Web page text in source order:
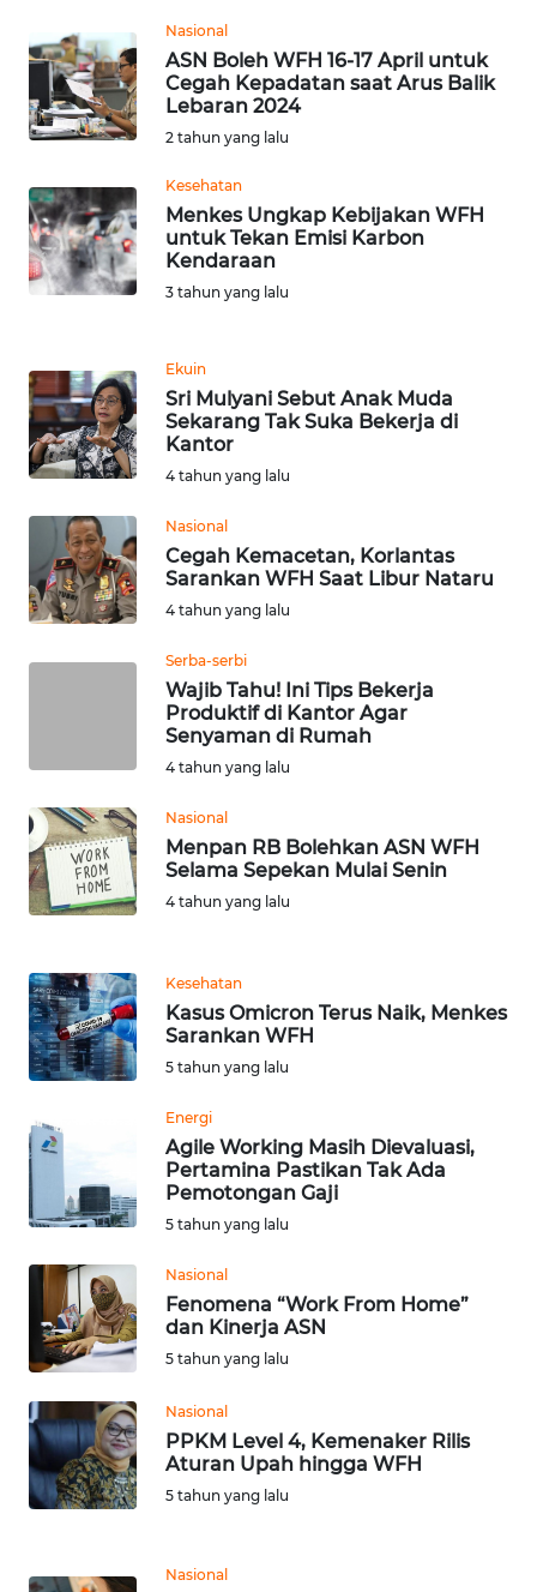
Nasional
ASN Boleh WFH 16-17 April untuk
Cegah Kepadatan saat Arus Balik
Lebaran 2024
2 tahun yang lalu
Kesehatan
Menkes Ungkap Kebijakan WFH
untuk Tekan Emisi Karbon
Kendaraan
3 tahun yang lalu
Ekuin
Sri Mulyani Sebut Anak Muda
Sekarang Tak Suka Bekerja di
Kantor
4 tahun yang lalu
Nasional
Cegah Kemacetan, Korlantas
Sarankan WFH Saat Libur Nataru
4 tahun yang lalu
Serba-serbi
Wajib Tahu! Ini Tips Bekerja
Produktif di Kantor Agar
Senyaman di Rumah
4 tahun yang lalu
Nasional
Menpan RB Bolehkan ASN WFH
Selama Sepekan Mulai Senin
4 tahun yang lalu
Kesehatan
Kasus Omicron Terus Naik, Menkes
Sarankan WFH
5 tahun yang lalu
Energi
Agile Working Masih Dievaluasi,
Pertamina Pastikan Tak Ada
Pemotongan Gaji
5 tahun yang lalu
Nasional
Fenomena “Work From Home”
dan Kinerja ASN
5 tahun yang lalu
Nasional
PPKM Level 4, Kemenaker Rilis
Aturan Upah hingga WFH
5 tahun yang lalu
Nasional
INFO
IKLAN
TENTANG
PEDOMAN
MEDIA
SIBER
KARIR
DISCLAIMER
Wahana
Regional
SUMUT
WN
JABAR
WN
WN
NTT
WN
PAPUA
WN
PAPUA
BARAT
WN
RIAU
WN
SERAMBI
JAMBI